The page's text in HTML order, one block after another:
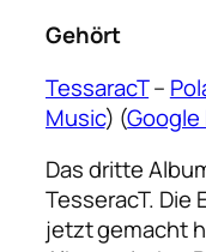
Gehört
TessaracT–
Music) (Google
Das dritte
TesseracT. Die
jetzt gemacht